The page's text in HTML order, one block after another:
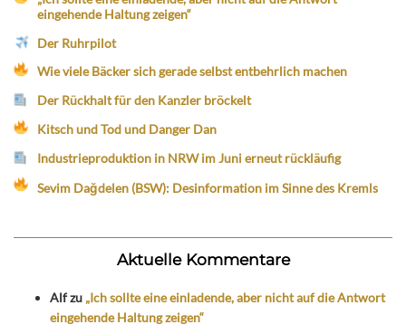
eingehende Haltung zeigen“
Der Ruhrpilot
Wie viele Bäcker sich gerade selbst entbehrlich machen
Der Rückhalt für den Kanzler bröckelt
Kitsch und Tod und Danger Dan
Industrieproduktion in NRW im Juni erneut rückläufig
Sevim Dağdelen (BSW): Desinformation im Sinne des Kremls
Aktuelle Kommentare
Alfzu „Ich sollte eine einladende, aber nicht auf die Antwort
eingehende Haltung zeigen“